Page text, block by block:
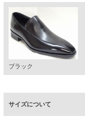
ブラック
サイズについて